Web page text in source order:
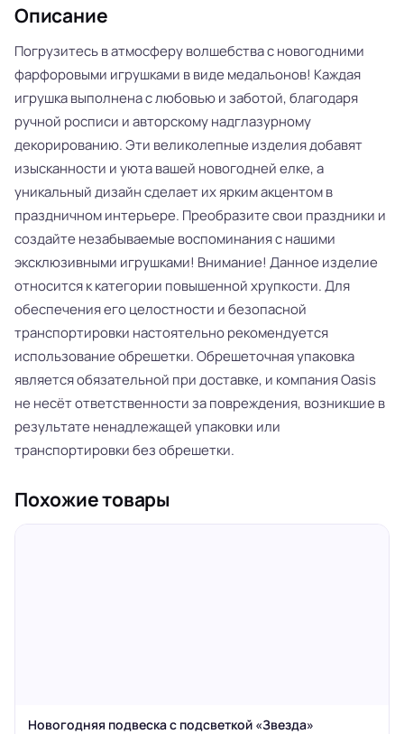
Описание
Погрузитесь в атмосферу волшебства с новогодними
фарфоровыми игрушками в виде медальонов! Каждая
игрушка выполнена с любовью и заботой, благодаря
ручной росписи и авторскому надглазурному
декорированию. Эти великолепные изделия добавят
изысканности и уюта вашей новогодней елке, а
уникальный дизайн сделает их ярким акцентом в
праздничном интерьере. Преобразите свои праздники и
создайте незабываемые воспоминания с нашими
эксклюзивными игрушками! Внимание! Данное изделие
относится к категории повышенной хрупкости. Для
обеспечения его целостности и безопасной
транспортировки настоятельно рекомендуется
использование обрешетки. Обрешеточная упаковка
является обязательной при доставке, и компания Oasis
не несёт ответственности за повреждения, возникшие в
результате ненадлежащей упаковки или
транспортировки без обрешетки.
Похожие товары
Новогодняя подвеска с подсветкой «Звезда»